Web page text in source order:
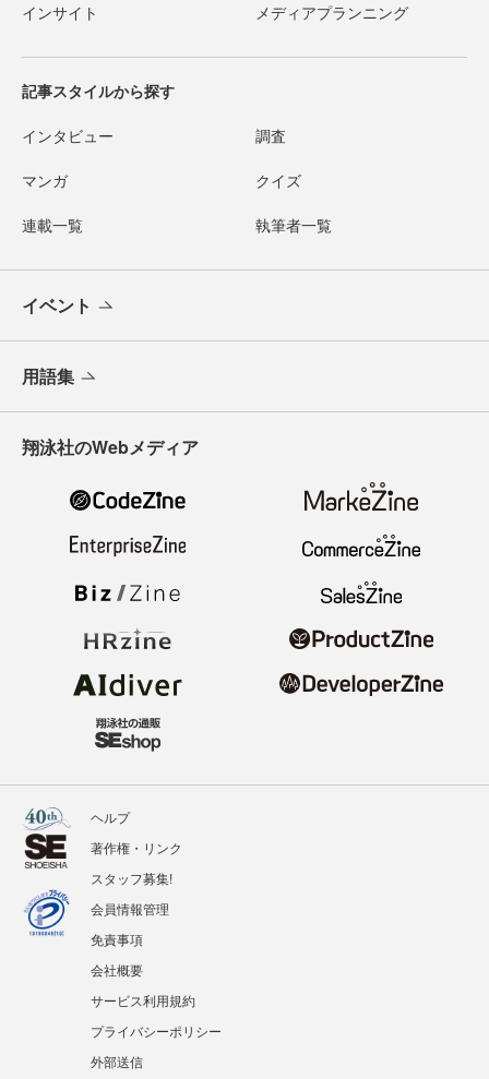
インサイト メディアプランニング
記事スタイルから探す
インタビュー 調査
マンガ クイズ
連載一覧 執筆者一覧
イベント
用語集
翔泳社のWebメディア
ヘルプ
著作権・リンク
スタッフ募集!
会員情報管理
免責事項
会社概要
サービス利用規約
プライバシーポリシー
外部送信